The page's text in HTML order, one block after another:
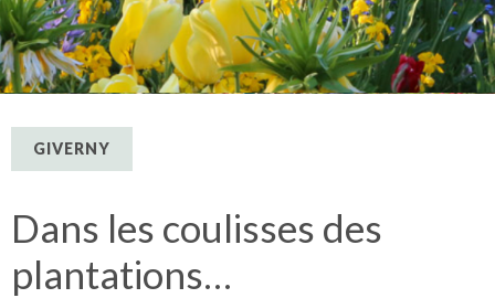
GIVERNY
Dans les coulisses des
plantations…